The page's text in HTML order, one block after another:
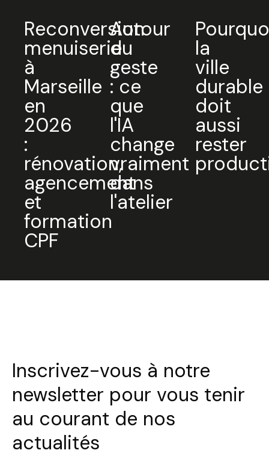
Reconversion
menuiserie
à
Marseille
en
2026
:
rénovation,
agencement
et
formation
CPF
Autour
du
geste
: ce
que
l'IA
change
vraiment
dans
l'atelier
la
ville
durable
doit
aussi
rester
Inscrivez-vous à notre
newsletter pour vous tenir
au courant de nos
actualités